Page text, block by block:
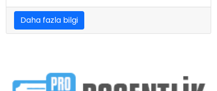
Daha fazla bilgi